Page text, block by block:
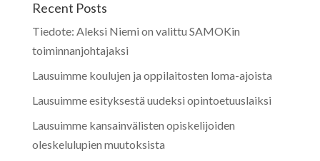
Recent Posts
Tiedote: Aleksi Niemi on valittu SAMOKin
toiminnanjohtajaksi
Lausuimme koulujen ja oppilaitosten loma-ajoista
Lausuimme esityksestä uudeksi opintoetuuslaiksi
Lausuimme kansainvälisten opiskelijoiden
oleskelulupien muutoksista